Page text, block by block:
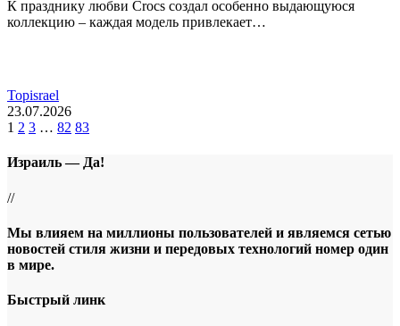
К празднику любви Crocs создал особенно выдающуюся
коллекцию – каждая модель привлекает…
Topisrael
23.07.2026
1 2 3 … 82 83
Израиль — Да!
//
Мы влияем на миллионы пользователей и являемся сетью
новостей стиля жизни и передовых технологий номер один
в мире.
Быстрый линк